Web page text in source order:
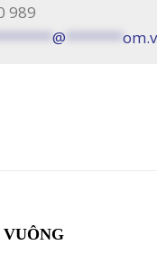
989
@ *******